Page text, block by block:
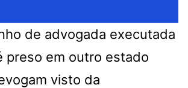
de advogada executada
preso em outro estado
visto da